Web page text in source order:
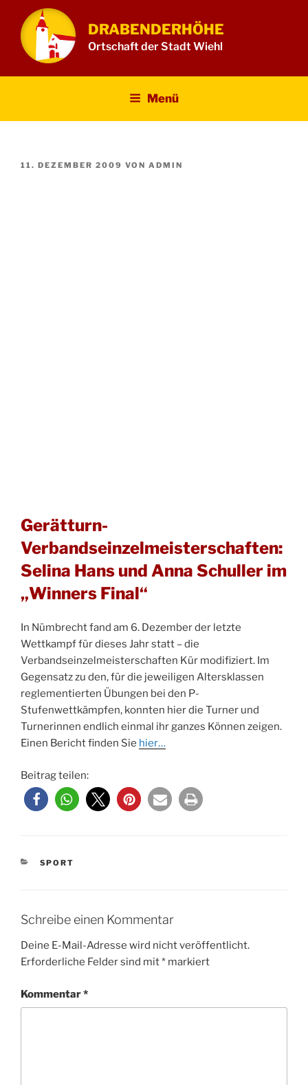
Inhalt
springen
DRABENDERHÖHE
Ortschaft der Stadt Wiehl
Menü
VERÖFFENTLICHT
11. DEZEMBER 2009 VON ADMIN
Gerätturn-
Verbandseinzelmeisterschaften:
Selina Hans und Anna Schuller im
„Winners Final“
In Nümbrecht fand am 6. Dezember der letzte
Wettkampf für dieses Jahr statt – die
Verbandseinzelmeisterschaften Kür modifiziert. Im
Gegensatz zu den, für die jeweiligen Altersklassen
reglementierten Übungen bei den P-
Stufenwettkämpfen, konnten hier die Turner und
Turnerinnen endlich einmal ihr ganzes Können zeigen.
Einen Bericht finden Sie hier…
Beitrag teilen:
KATEGORIEN
SPORT
Schreibe einen Kommentar
Deine E-Mail-Adresse wird nicht veröffentlicht.
Erforderliche Felder sind mit* markiert
Kommentar*